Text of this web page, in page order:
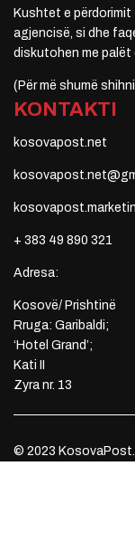
Kushtet e përdorimit
agjencisë, si dhe
diskutohen me palët
(Për më shumë
KONTAKTI
kosovapost.net
+ 383 49 890 321
Adresa:
Kosovë/ Prishtinë
Rruga: Garibaldi;
‘Hotel Grand’;
Kati II
Zyra nr. 13
© 2023